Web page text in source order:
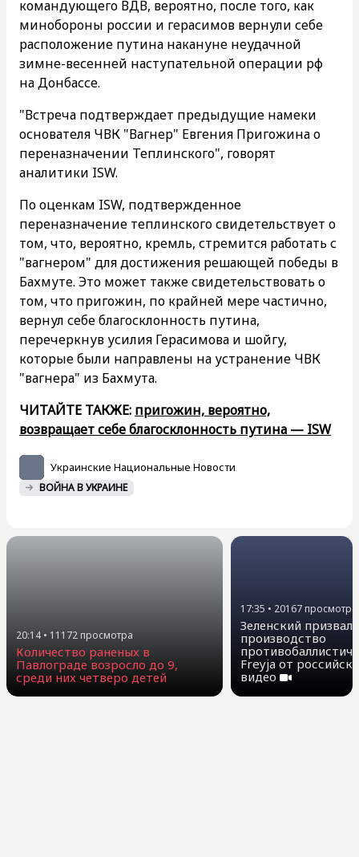
командующего ВДВ, вероятно, после того, как
минобороны россии и герасимов вернули себе
расположение путина накануне неудачной
зимне-весенней наступательной операции рф
на Донбассе.
"Встреча подтверждает предыдущие намеки
основателя ЧВК "Вагнер" Евгения Пригожина о
переназначении Теплинского", говорят
аналитики ISW.
По оценкам ISW, подтвержденное
переназначение теплинского свидетельствует о
том, что, вероятно, кремль, стремится работать с
"вагнером" для достижения решающей победы в
Бахмуте. Это может также свидетельствовать о
том, что пригожин, по крайней мере частично,
вернул себе благосклонность путина,
перечеркнув усилия Герасимова и шойгу,
которые были направлены на устранение ЧВК
"вагнера" из Бахмута.
ЧИТАЙТЕ ТАКЖЕ: пригожин, вероятно,
возвращает себе благосклонность путина — ISW
Украинские Национальные Новости
ВОЙНА В УКРАИНЕ
20:14 • 11172 просмотра
Количество раненых в
Павлограде возросло до 9,
среди них четверо детей
17:35 • 20167просмотра
Зеленский
производство
Freyja от
видео